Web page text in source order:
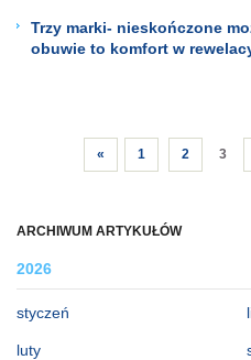
ARCHIWUM ARTYKUŁÓW
2026
styczeń
luty
Trzy marki- nieskończone
obuwie to komfort w
« 1 2 3